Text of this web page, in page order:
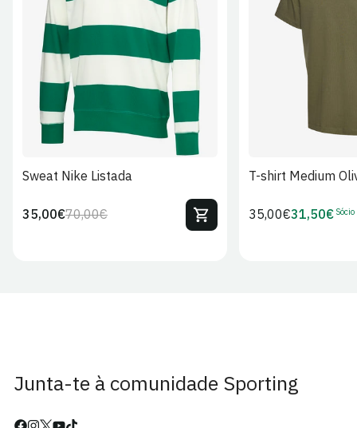
S XL 2XL
Sweat Nike Listada
Preço
70,00€Preço
35,00€
T-shirt Medium
Preço
35,00€Preço
31,50€ Sócio
Junta-te à comunidade Sporting